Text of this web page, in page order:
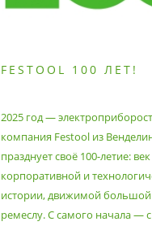
FESTOOL 100 ЛЕТ!
2025 год —
компания Festool из
празднует своё 100-летие:
корпоративной и
истории, движимой большой
ремеслу. С самого начала —